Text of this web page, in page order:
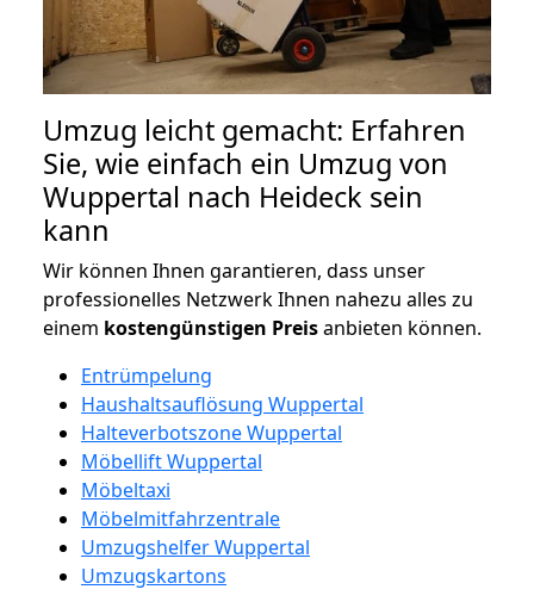
Umzug leicht gemacht: Erfahren
Sie, wie einfach ein Umzug von
Wuppertal nach Heideck sein
kann
Wir können Ihnen garantieren, dass unser
professionelles Netzwerk Ihnen nahezu alles zu
einem kostengünstigen Preisanbieten können.
Entrümpelung
Haushaltsauflösung Wuppertal
Halteverbotszone Wuppertal
Möbellift Wuppertal
Möbeltaxi
Möbelmitfahrzentrale
Umzugshelfer Wuppertal
Umzugskartons